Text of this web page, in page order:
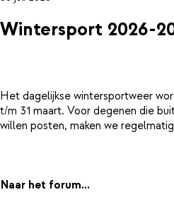
Wintersport 2026-
Het dagelijkse wintersportweer
t/m 31 maart. Voor degenen die
willen posten, maken we
Naar het forum...